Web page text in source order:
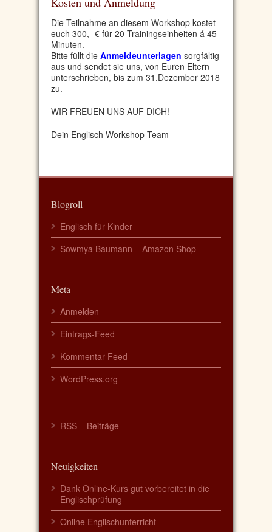
Die Teilnahme an diesem Workshop kostet
euch 300,- € für 20 Trainingseinheiten á 45
Minuten.
Bitte füllt die Anmeldeunterlagen sorgfältig
aus und sendet sie uns, von Euren Eltern
unterschrieben, bis zum 31.Dezember 2018
zu.
WIR FREUEN UNS AUF DICH!
Dein Englisch Workshop Team
Blogroll
Englisch für Kinder
Sowmya Baumann – Amazon Shop
Meta
Anmelden
Eintrags-Feed
Kommentar-Feed
WordPress.org
RSS – Beiträge
Neuigkeiten
Dank Online-Kurs gut vorbereitet in die
Englischprüfung
Online Englischunterricht